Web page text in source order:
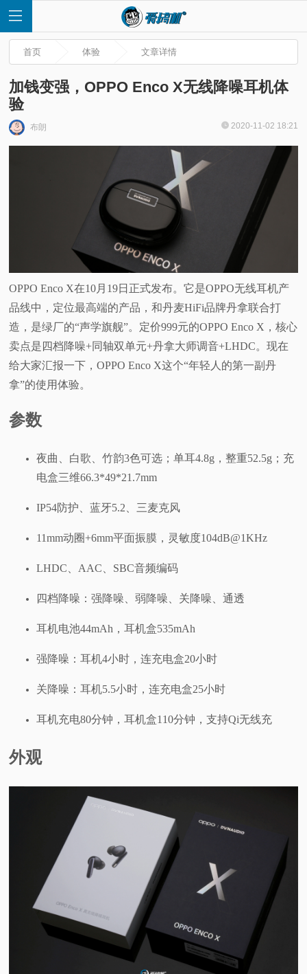
首
测
视
频
首页 体验 文章详情
加钱变强，OPPO Enco X无线降噪耳机体
验
布朗 2020-11-02 18:21
OPPO Enco X在10月19日正式发布。它是OPPO无线耳机产
品线中，定位最高端的产品，和丹麦HiFi品牌丹拿联合打
造，是绿厂的“声学旗舰”。定价999元的OPPO Enco X，核心
卖点是四档降噪+同轴双单元+丹拿大师调音+LHDC。现在
给大家汇报一下，OPPO Enco X这个“年轻人的第一副丹
拿”的使用体验。
参数
夜曲、白歌、竹韵3色可选；单耳4.8g，整重52.5g；充
电盒三维66.3*49*21.7mm
IP54防护、蓝牙5.2、三麦克风
11mm动圈+6mm平面振膜，灵敏度104dB@1KHz
LHDC、AAC、SBC音频编码
四档降噪：强降噪、弱降噪、关降噪、通透
耳机电池44mAh，耳机盒535mAh
强降噪：耳机4小时，连充电盒20小时
关降噪：耳机5.5小时，连充电盒25小时
耳机充电80分钟，耳机盒110分钟，支持Qi无线充
外观